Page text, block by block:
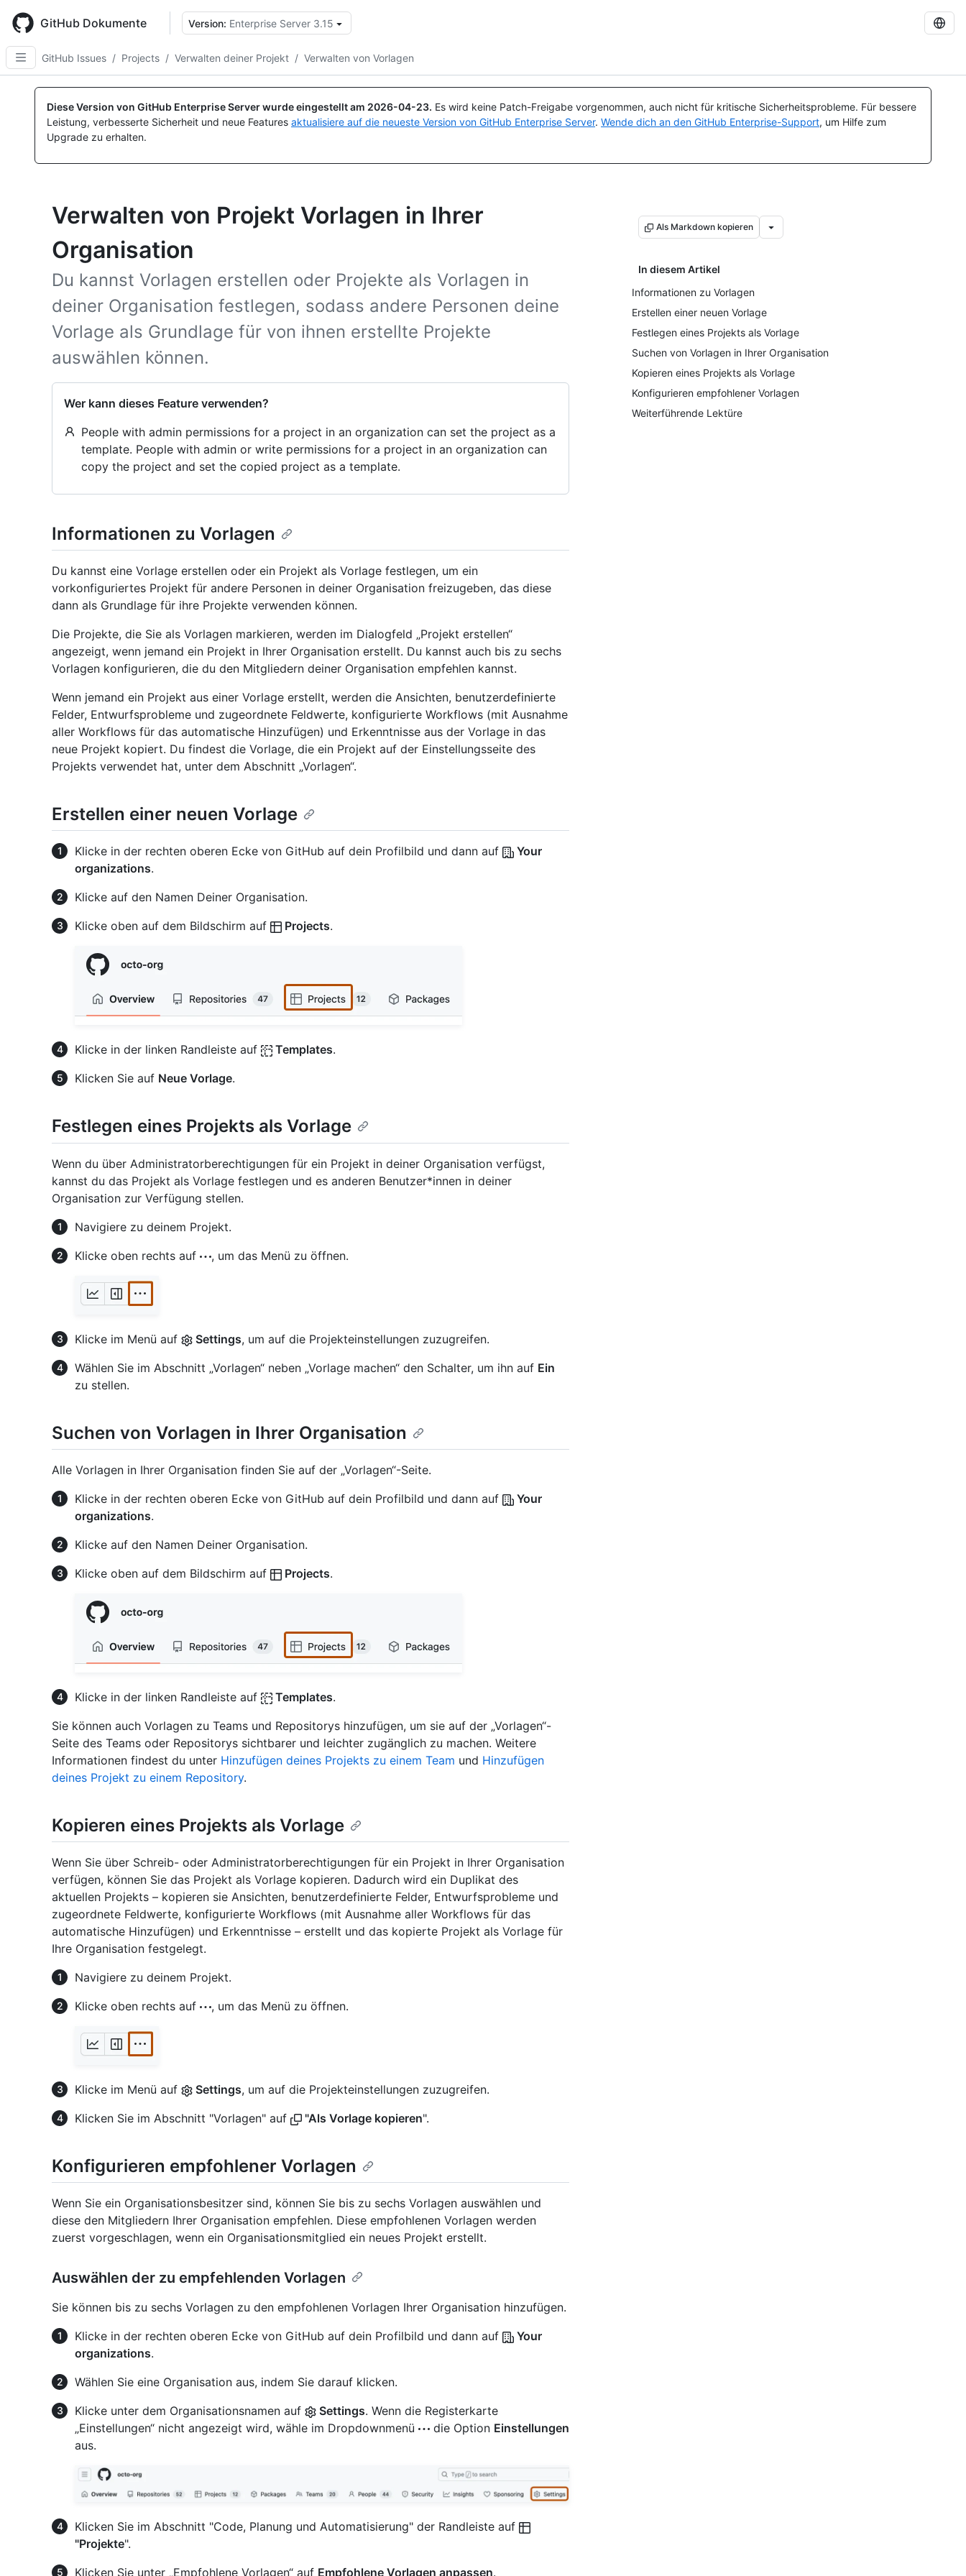
main
content
GitHub Dokumente Version: Enterprise Server 3.15
GitHub Issues / Projects / Verwalten deiner Projekt / Verwalten von Vorlagen
Diese Version von GitHub Enterprise Server wurde eingestellt am 2026-04-23. Es wird keine Patch-Freigabe vorgenommen, auch nicht für kritische Sicherheitsprobleme. Für bessere
Leistung, verbesserte Sicherheit und neue Features aktualisiere auf die neueste Version von GitHub Enterprise Server. Wende dich an den GitHub Enterprise-Support, um Hilfe zum
Upgrade zu erhalten.
Verwalten von Projekt Vorlagen in Ihrer
Organisation
Du kannst Vorlagen erstellen oder Projekte als Vorlagen in
deiner Organisation festlegen, sodass andere Personen deine
Vorlage als Grundlage für von ihnen erstellte Projekte
auswählen können.
Wer kann dieses Feature verwenden?
People with admin permissions for a project in an organization can set the project as a
template. People with admin or write permissions for a project in an organization can
copy the project and set the copied project as a template.
Als Markdown kopieren
In diesem Artikel
Informationen zu Vorlagen
Erstellen einer neuen Vorlage
Festlegen eines Projekts als Vorlage
Suchen von Vorlagen in Ihrer Organisation
Kopieren eines Projekts als Vorlage
Konfigurieren empfohlener Vorlagen
Weiterführende Lektüre
Informationen zu Vorlagen
Du kannst eine Vorlage erstellen oder ein Projekt als Vorlage festlegen, um ein
vorkonfiguriertes Projekt für andere Personen in deiner Organisation freizugeben, das diese
dann als Grundlage für ihre Projekte verwenden können.
Die Projekte, die Sie als Vorlagen markieren, werden im Dialogfeld „Projekt erstellen“
angezeigt, wenn jemand ein Projekt in Ihrer Organisation erstellt. Du kannst auch bis zu sechs
Vorlagen konfigurieren, die du den Mitgliedern deiner Organisation empfehlen kannst.
Wenn jemand ein Projekt aus einer Vorlage erstellt, werden die Ansichten, benutzerdefinierte
Felder, Entwurfsprobleme und zugeordnete Feldwerte, konfigurierte Workflows (mit Ausnahme
aller Workflows für das automatische Hinzufügen) und Erkenntnisse aus der Vorlage in das
neue Projekt kopiert. Du findest die Vorlage, die ein Projekt auf der Einstellungsseite des
Projekts verwendet hat, unter dem Abschnitt „Vorlagen“.
Erstellen einer neuen Vorlage
Klicke in der rechten oberen Ecke von GitHub auf dein Profilbild und dann auf
Your
organizations.
Klicke auf den Namen Deiner Organisation.
Klicke oben auf dem Bildschirm auf
Projects.
Klicke in der linken Randleiste auf Templates.
Klicken Sie auf Neue Vorlage.
Festlegen eines Projekts als Vorlage
Wenn du über Administratorberechtigungen für ein Projekt in deiner Organisation verfügst,
kannst du das Projekt als Vorlage festlegen und es anderen Benutzer*innen in deiner
Organisation zur Verfügung stellen.
Navigiere zu deinem Projekt.
Klicke oben rechts auf
, um das Menü zu öffnen.
Klicke im Menü auf Settings, um auf die Projekteinstellungen zuzugreifen.
Wählen Sie im Abschnitt „Vorlagen“ neben „Vorlage machen“ den Schalter, um ihn auf Ein
zu stellen.
Suchen von Vorlagen in Ihrer Organisation
Alle Vorlagen in Ihrer Organisation finden Sie auf der „Vorlagen“-Seite.
Klicke in der rechten oberen Ecke von GitHub auf dein Profilbild und dann auf
Your
organizations.
Klicke auf den Namen Deiner Organisation.
Klicke oben auf dem Bildschirm auf
Projects.
Klicke in der linken Randleiste auf Templates.
Sie können auch Vorlagen zu Teams und Repositorys hinzufügen, um sie auf der „Vorlagen“-
Seite des Teams oder Repositorys sichtbarer und leichter zugänglich zu machen. Weitere
Informationen findest du unter Hinzufügen deines Projekts zu einem Team und Hinzufügen
deines Projekt zu einem Repository.
Kopieren eines Projekts als Vorlage
Wenn Sie über Schreib- oder Administratorberechtigungen für ein Projekt in Ihrer Organisation
verfügen, können Sie das Projekt als Vorlage kopieren. Dadurch wird ein Duplikat des
aktuellen Projekts – kopieren sie Ansichten, benutzerdefinierte Felder, Entwurfsprobleme und
zugeordnete Feldwerte, konfigurierte Workflows (mit Ausnahme aller Workflows für das
automatische Hinzufügen) und Erkenntnisse – erstellt und das kopierte Projekt als Vorlage für
Ihre Organisation festgelegt.
Navigiere zu deinem Projekt.
Klicke oben rechts auf
, um das Menü zu öffnen.
Klicke im Menü auf Settings, um auf die Projekteinstellungen zuzugreifen.
Klicken Sie im Abschnitt "Vorlagen" auf
"Als Vorlage kopieren".
Konfigurieren empfohlener Vorlagen
Wenn Sie ein Organisationsbesitzer sind, können Sie bis zu sechs Vorlagen auswählen und
diese den Mitgliedern Ihrer Organisation empfehlen. Diese empfohlenen Vorlagen werden
zuerst vorgeschlagen, wenn ein Organisationsmitglied ein neues Projekt erstellt.
Auswählen der zu empfehlenden Vorlagen
Sie können bis zu sechs Vorlagen zu den empfohlenen Vorlagen Ihrer Organisation hinzufügen.
Klicke in der rechten oberen Ecke von GitHub auf dein Profilbild und dann auf
Your
organizations.
Wählen Sie eine Organisation aus, indem Sie darauf klicken.
Klicke unter dem Organisationsnamen auf
Settings. Wenn die Registerkarte
„Einstellungen“ nicht angezeigt wird, wähle im Dropdownmenü
die Option Einstellungen
aus.
Klicken Sie im Abschnitt "Code, Planung und Automatisierung" der Randleiste auf
"Projekte".
Klicken Sie unter „Empfohlene Vorlagen“ auf Empfohlene Vorlagen anpassen.